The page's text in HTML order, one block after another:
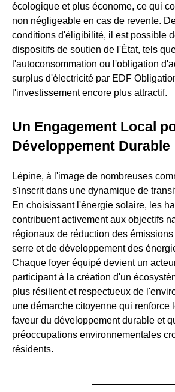
écologique et plus économe, ce qui
non négligeable en cas de revente.
conditions d'éligibilité, il est possible
dispositifs de soutien de l'État, tels
l'autoconsommation ou l'obligation
surplus d'électricité par EDF
l'investissement encore plus attractif.
Un Engagement Local
Développement Durable
Lépine, à l'image de nombreuses
s'inscrit dans une dynamique de
En choisissant l'énergie solaire, les
contribuent activement aux objectifs
régionaux de réduction des
serre et de développement des
Chaque foyer équipé devient un
participant à la création d'un
plus résilient et respectueux de
une démarche citoyenne qui renforce
faveur du développement durable et
préoccupations environnementales
résidents.